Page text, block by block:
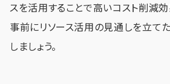
スを活用することで高いコスト削減
事前にリソース活用の見通しを立て
しましょう。